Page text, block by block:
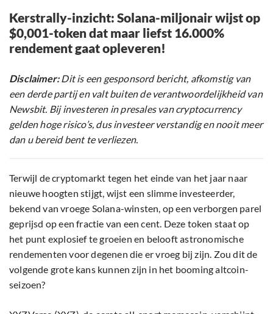
Kerstrally-inzicht: Solana-miljonair wijst op
$0,001-token dat maar liefst 16.000%
rendement gaat opleveren!
Disclaimer:Dit is een gesponsord bericht, afkomstig van
een derde partij en valt buiten de verantwoordelijkheid van
Newsbit. Bij investeren in presales van cryptocurrency
gelden hoge risico’s, dus investeer verstandig en nooit meer
dan u bereid bent te verliezen.
Terwijl de cryptomarkt tegen het einde van het jaar naar
nieuwe hoogten stijgt, wijst een slimme investeerder,
bekend van vroege Solana-winsten, op een verborgen parel
geprijsd op een fractie van een cent. Deze token staat op
het punt explosief te groeien en belooft astronomische
rendementen voor degenen die er vroeg bij zijn. Zou dit de
volgende grote kans kunnen zijn in het booming altcoin-
seizoen?